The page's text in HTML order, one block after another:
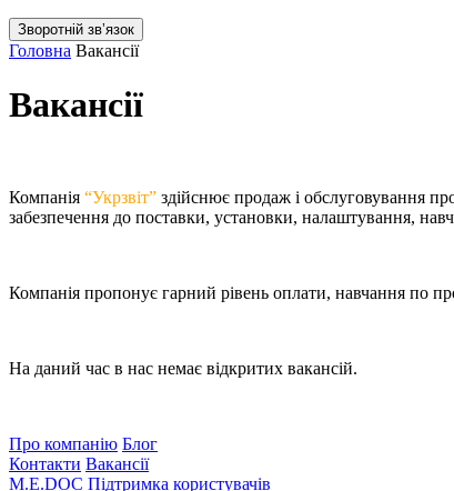
Зворотній звʼязок
Головна Вакансії
Вакансії
Компанія “Укрзвіт” здійснює продаж і обслуговування
забезпечення до поставки, установки, налаштування,
Компанія пропонує гарний рівень оплати, навчання по
На даний час в нас немає відкритих вакансій.
Про компанію Блог
Контакти Вакансії
M.E.DOC Підтримка користувачів